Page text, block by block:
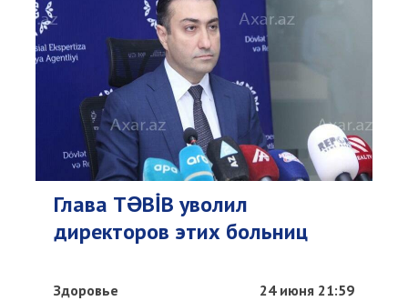
Глава TƏBİB уволил
директоров этих больниц
Здоровье 24 июня 21:59